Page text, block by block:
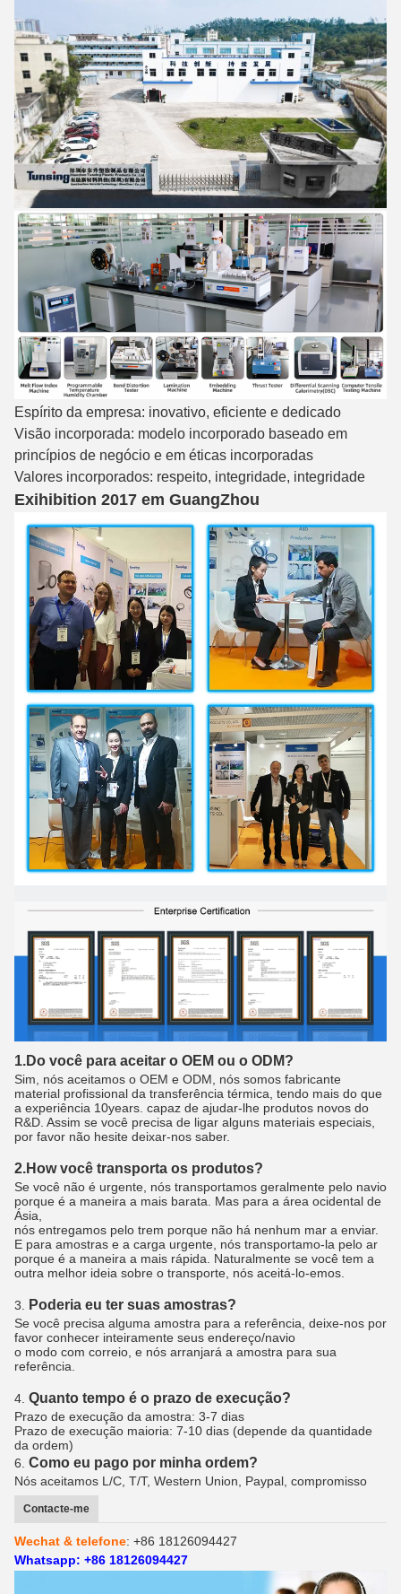
Espírito da empresa: inovativo, eficiente e dedicado
Visão incorporada: modelo incorporado baseado em
princípios de negócio e em éticas incorporadas
Valores incorporados: respeito, integridade, integridade
Exihibition 2017 em GuangZhou
1.Do você para aceitar o OEM ou o ODM?
Sim, nós aceitamos o OEM e ODM, nós somos fabricante
material profissional da transferência térmica, tendo mais do que
a experiência 10years. capaz de ajudar-lhe produtos novos do
R&D. Assim se você precisa de ligar alguns materiais especiais,
por favor não hesite deixar-nos saber.
2.How você transporta os produtos?
Se você não é urgente, nós transportamos geralmente pelo navio
porque é a maneira a mais barata. Mas para a área ocidental de
Ásia,
nós entregamos pelo trem porque não há nenhum mar a enviar.
E para amostras e a carga urgente, nós transportamo-la pelo ar
porque é a maneira a mais rápida. Naturalmente se você tem a
outra melhor ideia sobre o transporte, nós aceitá-lo-emos.
3. Poderia eu ter suas amostras?
Se você precisa alguma amostra para a referência, deixe-nos por
favor conhecer inteiramente seus endereço/navio
o modo com correio, e nós arranjará a amostra para sua
referência.
4. Quanto tempo é o prazo de execução?
Prazo de execução da amostra: 3-7 dias
Prazo de execução maioria: 7-10 dias (depende da quantidade
da ordem)
6. Como eu pago por minha ordem?
Nós aceitamos L/C, T/T, Western Union, Paypal, compromisso
Contacte-me
Wechat & telefone: +86 18126094427
Whatsapp: +86 18126094427